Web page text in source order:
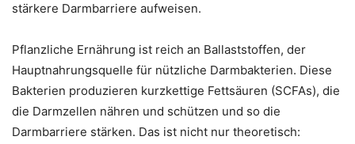
stärkere Darmbarriere aufweisen.
Pflanzliche Ernährung ist reich an Ballaststoffen, der
Hauptnahrungsquelle für nützliche Darmbakterien. Diese
Bakterien produzieren kurzkettige Fettsäuren (SCFAs), die
die Darmzellen nähren und schützen und so die
Darmbarriere stärken. Das ist nicht nur theoretisch: